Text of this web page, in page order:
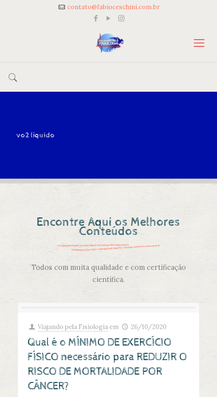
contato@fabioceschini.com.br
vo2 líquido
Encontre Aqui os Melhores
Conteúdos
Todos com muita qualidade e com certificação
científica.
Viajando pela Fisiologia em 26/10/2020
Qual é o MÍNIMO DE EXERCÍCIO
FÍSICO necessário para REDUZIR O
RISCO DE MORTALIDADE POR
CÂNCER?